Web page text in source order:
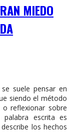
MIEDO
suele pensar en
siendo el método
reflexionar sobre
escrita es
los hechos